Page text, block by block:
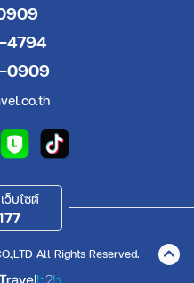
0909
ว็บไซต์
All Rights Reserved.